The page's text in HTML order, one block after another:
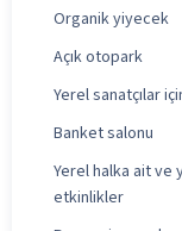
Organik yiyecek
Açık otopark
Yerel sanatçılar
Banket salonu
Yerel halka ait ve
etkinlikler